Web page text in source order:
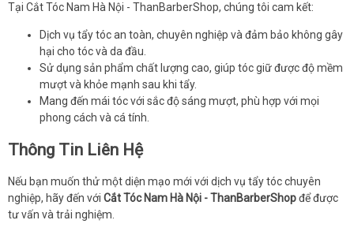
Tại Cắt Tóc Nam Hà Nội - ThanBarberShop, chúng tôi cam kết:
Dịch vụ tẩy tóc an toàn, chuyên nghiệp và đảm bảo không gây
hại cho tóc và da đầu.
Sử dụng sản phẩm chất lượng cao, giúp tóc giữ được độ mềm
mượt và khỏe mạnh sau khi tẩy.
Mang đến mái tóc với sắc độ sáng mượt, phù hợp với mọi
phong cách và cá tính.
Thông Tin Liên Hệ
Nếu bạn muốn thử một diện mạo mới với dịch vụ tẩy tóc chuyên
nghiệp, hãy đến với Cắt Tóc Nam Hà Nội - ThanBarberShopđể được
tư vấn và trải nghiệm.